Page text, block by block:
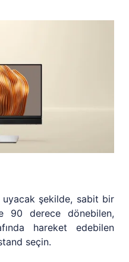
şekilde, sabit bir
90 derece dönebilen,
hareket edebilen
seçin.